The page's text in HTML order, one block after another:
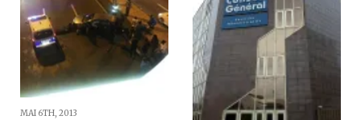
MAI 6TH, 2013